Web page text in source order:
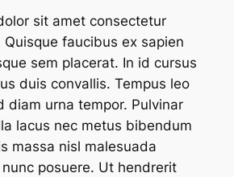
sit amet consectetur
faucibus ex sapien
sem placerat. In id cursus
duis convallis. Tempus leo
diam urna tempor. Pulvinar
lacus nec metus bibendum
massa nisl malesuada
posuere. Ut hendrerit